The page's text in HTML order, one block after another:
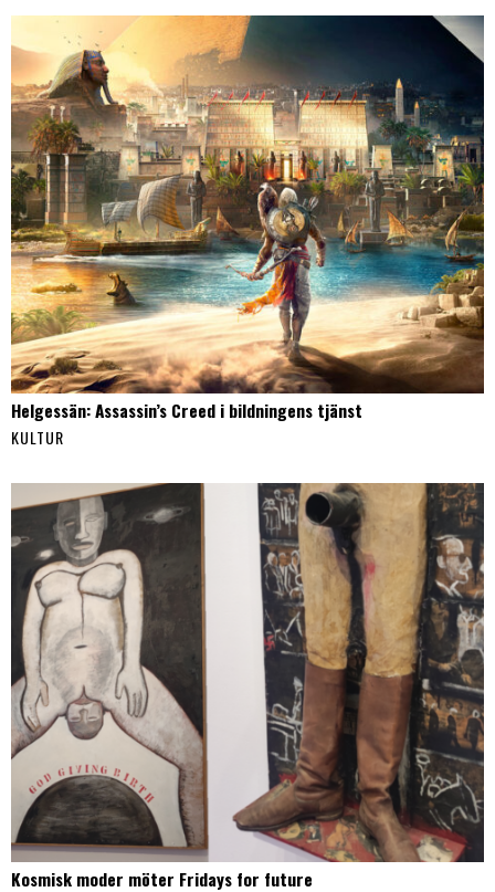
Helgessän: Assassin’s Creed i bildningens tjänst
KULTUR
Kosmisk moder möter Fridays for future